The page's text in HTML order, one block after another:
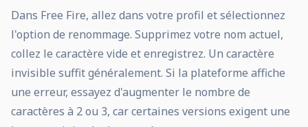
Dans Free Fire, allez dans votre profil et sélectionnez
l'option de renommage. Supprimez votre nom actuel,
collez le caractère vide et enregistrez. Un caractère
invisible suffit généralement. Si la plateforme affiche
une erreur, essayez d'augmenter le nombre de
caractères à 2 ou 3, car certaines versions exigent une